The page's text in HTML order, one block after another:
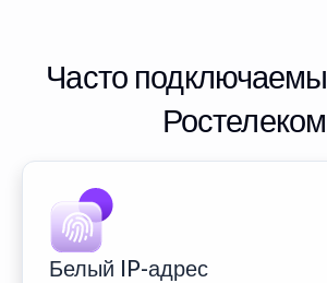
Часто
Ростелеком
Белый IP-адрес